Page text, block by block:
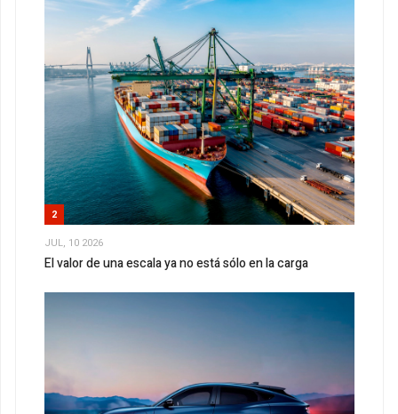
2
JUL, 10 2026
El valor de una escala ya no está sólo en la carga